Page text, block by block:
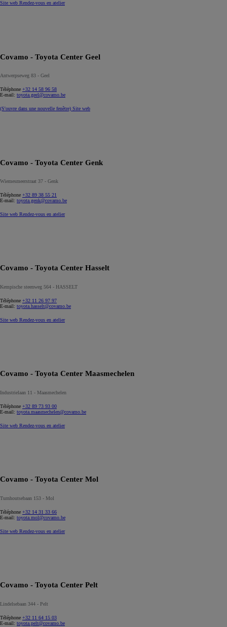
Site web Rendez-vous en atelier
Covamo - Toyota Center Geel
Antwerpseweg 83 - Geel
Téléphone +32 14 58 96 58
E-mail: toyota.geel@covamo.be
(S'ouvre dans une nouvelle fenêtre) Site web
Covamo - Toyota Center Genk
Wiemesmeerstraat 37 - Genk
Téléphone +32 89 38 55 21
E-mail: toyota.genk@covamo.be
Site web Rendez-vous en atelier
Covamo - Toyota Center Hasselt
Kempische steenweg 564 - HASSELT
Téléphone +32 11 26 97 97
E-mail: toyota.hasselt@covamo.be
Site web Rendez-vous en atelier
Covamo - Toyota Center Maasmechelen
Industrielaan 11 - Maasmechelen
Téléphone +32 89 73 93 00
E-mail: toyota.maasmechelen@covamo.be
Site web Rendez-vous en atelier
Covamo - Toyota Center Mol
Turnhoutsebaan 153 - Mol
Téléphone +32 14 31 33 66
E-mail: toyota.mol@covamo.be
Site web Rendez-vous en atelier
Covamo - Toyota Center Pelt
Lindelsebaan 344 - Pelt
Téléphone +32 11 64 15 03
E-mail: toyota.pelt@covamo.be